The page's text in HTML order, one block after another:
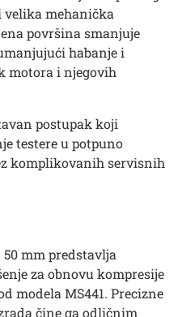
velika mehanička
površina smanjuje
habanje i
motora i njegovih
postupak koji
testere u potpuno
komplikovanih servisnih
mm predstavlja
za obnovu kompresije
modela MS441. Precizne
čine ga odličnim